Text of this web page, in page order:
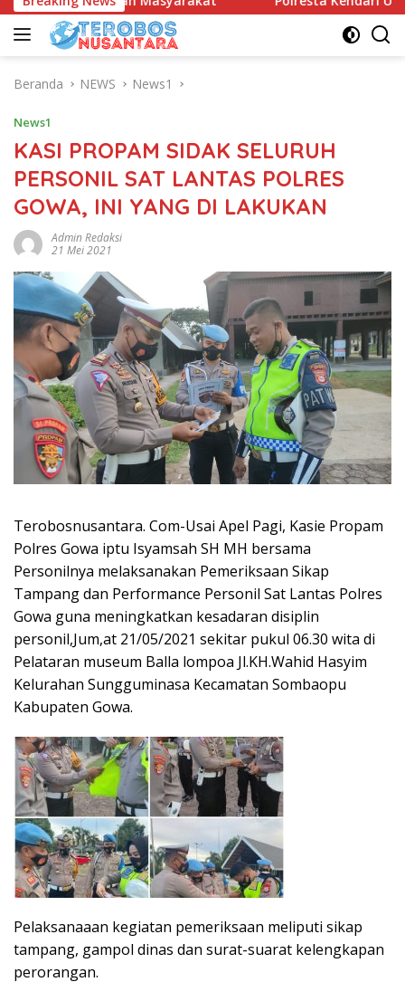
Beranda NEWS News1
News1
KASI PROPAM SIDAK SELURUH
PERSONIL SAT LANTAS POLRES
GOWA, INI YANG DI LAKUKAN
Admin Redaksi
21 Mei 2021
Terobosnusantara. Com-Usai Apel Pagi, Kasie Propam
Polres Gowa iptu Isyamsah SH MH bersama
Personilnya melaksanakan Pemeriksaan Sikap
Tampang dan Performance Personil Sat Lantas Polres
Gowa guna meningkatkan kesadaran disiplin
personil,Jum,at 21/05/2021 sekitar pukul 06.30 wita di
Pelataran museum Balla lompoa Jl.KH.Wahid Hasyim
Kelurahan Sungguminasa Kecamatan Sombaopu
Kabupaten Gowa.
Pelaksanaaan kegiatan pemeriksaan meliputi sikap
tampang, gampol dinas dan surat-suarat kelengkapan
perorangan.